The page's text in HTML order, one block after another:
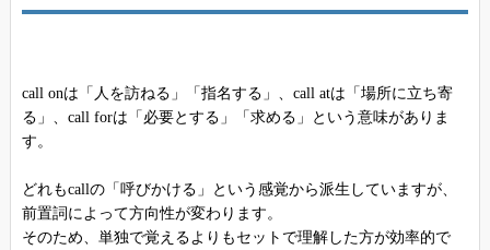
call onは「人を訪ねる」「指名する」、call atは「場所に立ち寄
る」、call forは「必要とする」「求める」という意味がありま
す。
どれもcallの「呼びかける」という感覚から派生していますが、
前置詞によって方向性が変わります。
そのため、単独で覚えるよりもセットで理解した方が効率的で